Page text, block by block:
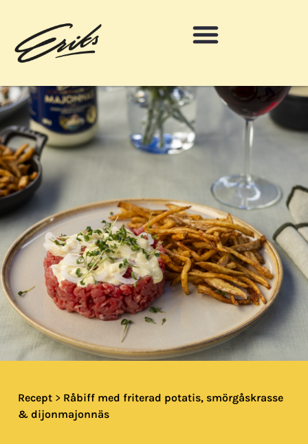
Recept > Råbiff med friterad potatis, smörgåskrasse
& dijonmajonnäs